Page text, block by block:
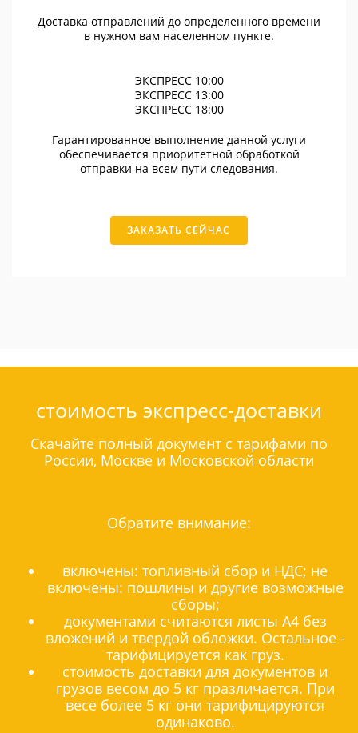
Доставка отправлений до определенного времени
в нужном вам населенном пункте.
ЭКСПРЕСС 10:00
ЭКСПРЕСС 13:00
ЭКСПРЕСС 18:00
Гарантированное выполнение данной услуги
обеспечивается приоритетной обработкой
отправки на всем пути следования.
ЗАКАЗАТЬ СЕЙЧАС
стоимость экспресс-доставки
Скачайте полный документ с тарифами по
России, Москве и Московской области
Обратите внимание:
включены: топливный сбор и НДС; не
включены: пошлины и другие возможные
сборы;
документами считаются листы А4 без
вложений и твердой обложки. Остальное -
тарифицируется как груз.
стоимость доставки для документов и
грузов весом до 5 кг празличается. При
весе более 5 кг они тарифицируются
одинаково.